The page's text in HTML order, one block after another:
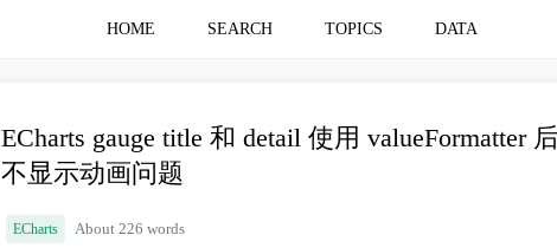
HOME SEARCH TOPICS DATA
ECharts gauge title 和 detail 使用 valueFormatter
不显示动画问题
ECharts About 226 words